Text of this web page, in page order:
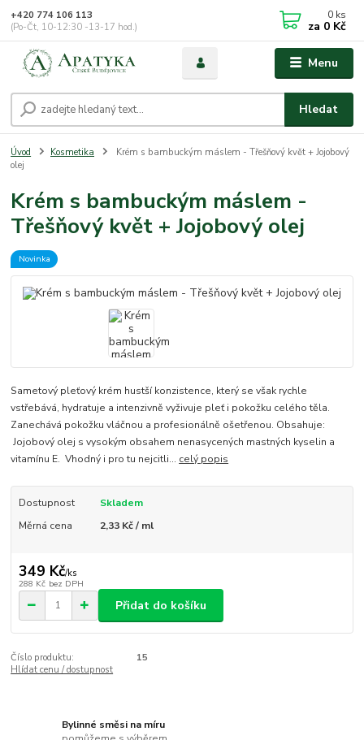
Menu
Hledat
+420 774 106 113
(Po-Čt, 10-12:30 -13-17 hod.)
0 ks
za 0 Kč
Úvod Kosmetika
Krém s bambuckým máslem - Třešňový květ + Jojobový
olej
Krém s bambuckým máslem -
Třešňový květ + Jojobový olej
Novinka
Sametový pleťový krém hustší konzistence, který se však rychle
vstřebává, hydratuje a intenzivně vyživuje pleť i pokožku celého těla.
Zanechává pokožku vláčnou a profesionálně ošetřenou. Obsahuje:
Jojobový olej s vysokým obsahem nenasycených mastných kyselin a
vitamínu E. Vhodný i pro tu nejcitli... celý popis
Dostupnost
Skladem
Měrná cena
2,33 Kč / ml
349 Kč/ks
288 Kč bez DPH
Přidat do košíku
Číslo produktu:
15
Hlídat cenu / dostupnost
Bylinné směsi na míru